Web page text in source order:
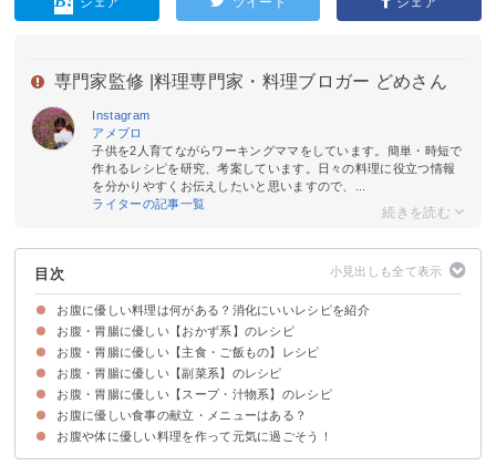
専門家監修 | 料理専門家・料理ブロガー どめさん
Instagram
アメブロ
子供を2人育てながらワーキングママをしています。簡単・時短で
作れるレシピを研究、考案しています。日々の料理に役立つ情報
を分かりやすくお伝えしたいと思いますので、...
ライターの記事一覧
目次
お腹に優しい料理は何がある？消化にいいレシピを紹介
お腹・胃腸に優しい【おかず系】のレシピ
①鶏肉の治部煮風
②お弁当にもおすすめの鮭の照り焼き
③鱈の蒸し焼き
④ツナと大根の煮物
⑤豚肉の生姜おろしポン酢
⑥カレイのオーブン焼き
⑦白身魚のおろし煮
お腹・胃腸に優しい【主食・ご飯もの】レシピ
①おかゆ
②かき卵うどん
③とろろ納豆そば
④にゅうめん
⑤親子ぞうすい
⑥キャベツと鶏肉のリゾット
お腹・胃腸に優しい【副菜系】のレシピ
①湯豆腐
②高野豆腐の卵とじ
③茶わん蒸し
④きのことほうれん草の煮浸し
⑤豆腐と豚肉のとろみ炒め
⑥シーチキンとキャベツのホットサラダ
お腹・胃腸に優しい【スープ・汁物系】のレシピ
①卵とキャベツのスープ
②豆腐と卵のスープ
③梅と大根おろしのスープ
④白菜の豆乳スープ
⑤夏におすすめのそうめんの汁物
⑥カブと玉ねぎのスープ
お腹に優しい食事の献立・メニューはある？
お腹に優しい食事の献立例①夏にもおすすめのさっぱり味
お腹に優しい食事の献立例2②胃が痛い時におすすめ
お腹に優しい食事の献立例③朝食にピッタリ
お腹や体に優しい料理を作って元気に過ごそう！